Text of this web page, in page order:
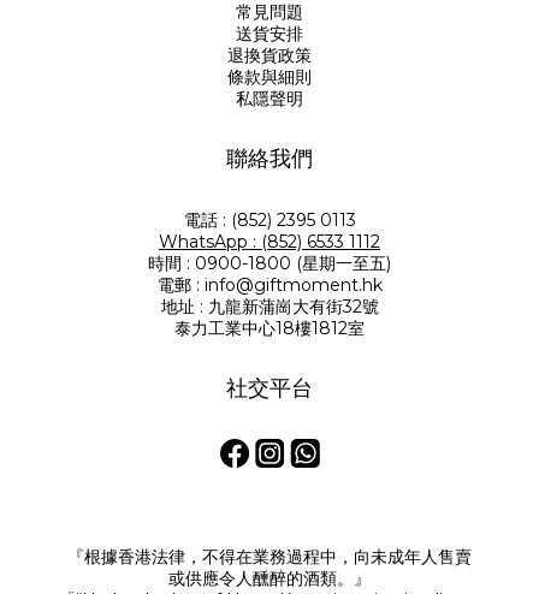
常見問題
送貨安排
退換貨政策
條款與細則
私隱聲明
聯絡我們
電話 : (852) 2395 0113
WhatsApp : (852) 6533 1112
時間 : 0900-1800 (星期一至五)
電郵 : info@giftmoment.hk
地址 : 九龍新蒲崗大有街32號
泰力工業中心18樓1812室
社交平台
『根據香港法律，不得在業務過程中，向未成年人售賣
或供應令人醺醉的酒類。』